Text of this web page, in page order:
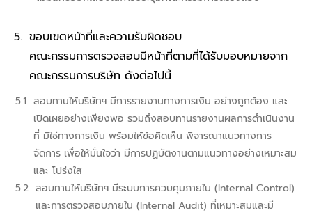
ขอบเขตหน้าที่และความรับผิดชอบ
คณะกรรมการตรวจสอบมีหน้าที่ตามที่ได้รับมอบหมายจาก
คณะกรรมการบริษัท ดังต่อไปนี้
สอบทานให้บริษัทฯ มีการรายงานทางการเงิน อย่างถูกต้อง และ
เปิดเผยอย่างเพียงพอ รวมถึงสอบทานรายงานผลการดำเนินงาน
ที่ มิใช่ทางการเงิน พร้อมให้ข้อคิดเห็น พิจารณาแนวทางการ
จัดการ เพื่อให้มั่นใจว่า มีการปฏิบัติงานตามแนวทางอย่างเหมาะสม
และ โปร่งใส
สอบทานให้บริษัทฯ มีระบบการควบคุมภายใน (Internal Control)
และการตรวจสอบภายใน (Internal Audit) ที่เหมาะสมและมี